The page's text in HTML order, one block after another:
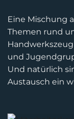
Eine Mischung
Themen rund
und
Und natürlich
Austausch ein